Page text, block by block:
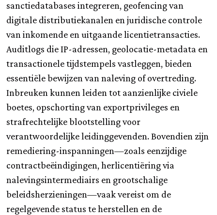
sanctiedatabases integreren, geofencing van
digitale distributiekanalen en juridische controle
van inkomende en uitgaande licentietransacties.
Auditlogs die IP-adressen, geolocatie-metadata en
transactionele tijdstempels vastleggen, bieden
essentiële bewijzen van naleving of overtreding.
Inbreuken kunnen leiden tot aanzienlijke civiele
boetes, opschorting van exportprivileges en
strafrechtelijke blootstelling voor
verantwoordelijke leidinggevenden. Bovendien zijn
remediering-inspanningen—zoals eenzijdige
contractbeëindigingen, herlicentiëring via
nalevingsintermediairs en grootschalige
beleidsherzieningen—vaak vereist om de
regelgevende status te herstellen en de